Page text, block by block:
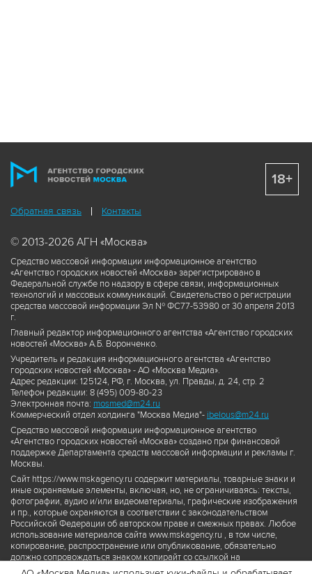
Обратная связь Контакты
© 2013-2026 АГН «Москва»
Средство массовой информации информационное агентство
«Агентство городских новостей «Москва» зарегистрировано в
Федеральной службе по надзору в сфере связи, информационных
технологий и массовых коммуникаций. Свидетельство о регистрации
средства массовой информации Эл № ФС77-53980 от 30 апреля 2013
г.
Главный редактор информационного агентства «Агентство городских
новостей «Москва» А.Б. Воронченко.
Учредитель и редакция информационного агентства «Агентство
городских новостей «Москва» - АО «Москва Медиа».
Адрес редакции: 125124, РФ, г. Москва, ул. Правды, д. 24, стр. 2
Телефон редакции: 8 (495) 009-80-23
Электронная почта: mosmed@m24.ru
Коммерческий отдел холдинга "Москва Медиа"- ibelous@m24.ru
Средство массовой информации информационное агентство
«Агентство городских новостей «Москва» создано при финансовой
поддержке Департамента средств массовой информации и рекламы г.
Москвы.
Сайт https://www.mskagency.ru содержит материалы, товарные знаки и
иные охраняемые элементы, включая, но, не ограничиваясь: тексты,
фотографии, аудио и/или видеоматериалы, графические изображения
и пр., которые охраняются в соответствии с законодательством
Российской Федерации об авторском праве и смежных правах. Любое
использование материалов сайта www.mskagency.ru , в том числе,
копирование, распространение или опубликование, обязательно
должно сопровождаться знаком копирайт со ссылкой на
правообладателя © АО «Москва Медиа», а также гиперссылкой на сайт
18+